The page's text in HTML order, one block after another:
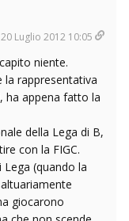
20 Luglio 2012 10:05
niente.
la rappresentativa
ha appena fatto la
della Lega di B,
con la FIGC.
(quando la
giocarono